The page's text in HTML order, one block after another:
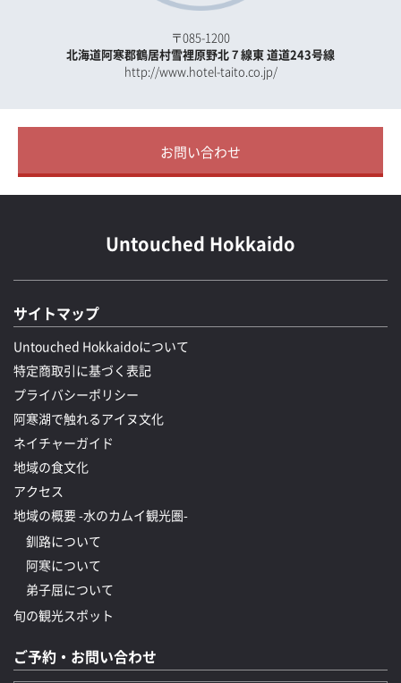
〒085-1200
北海道阿寒郡鶴居村雪裡原野北７線東 道道243号線
http://www.hotel-taito.co.jp/
お問い合わせ
Untouched Hokkaido
サイトマップ
Untouched Hokkaidoについて
特定商取引に基づく表記
プライバシーポリシー
阿寒湖で触れるアイヌ文化
ネイチャーガイド
地域の食文化
アクセス
地域の概要 -水のカムイ観光圏-
釧路について
阿寒について
弟子屈について
旬の観光スポット
ご予約・お問い合わせ